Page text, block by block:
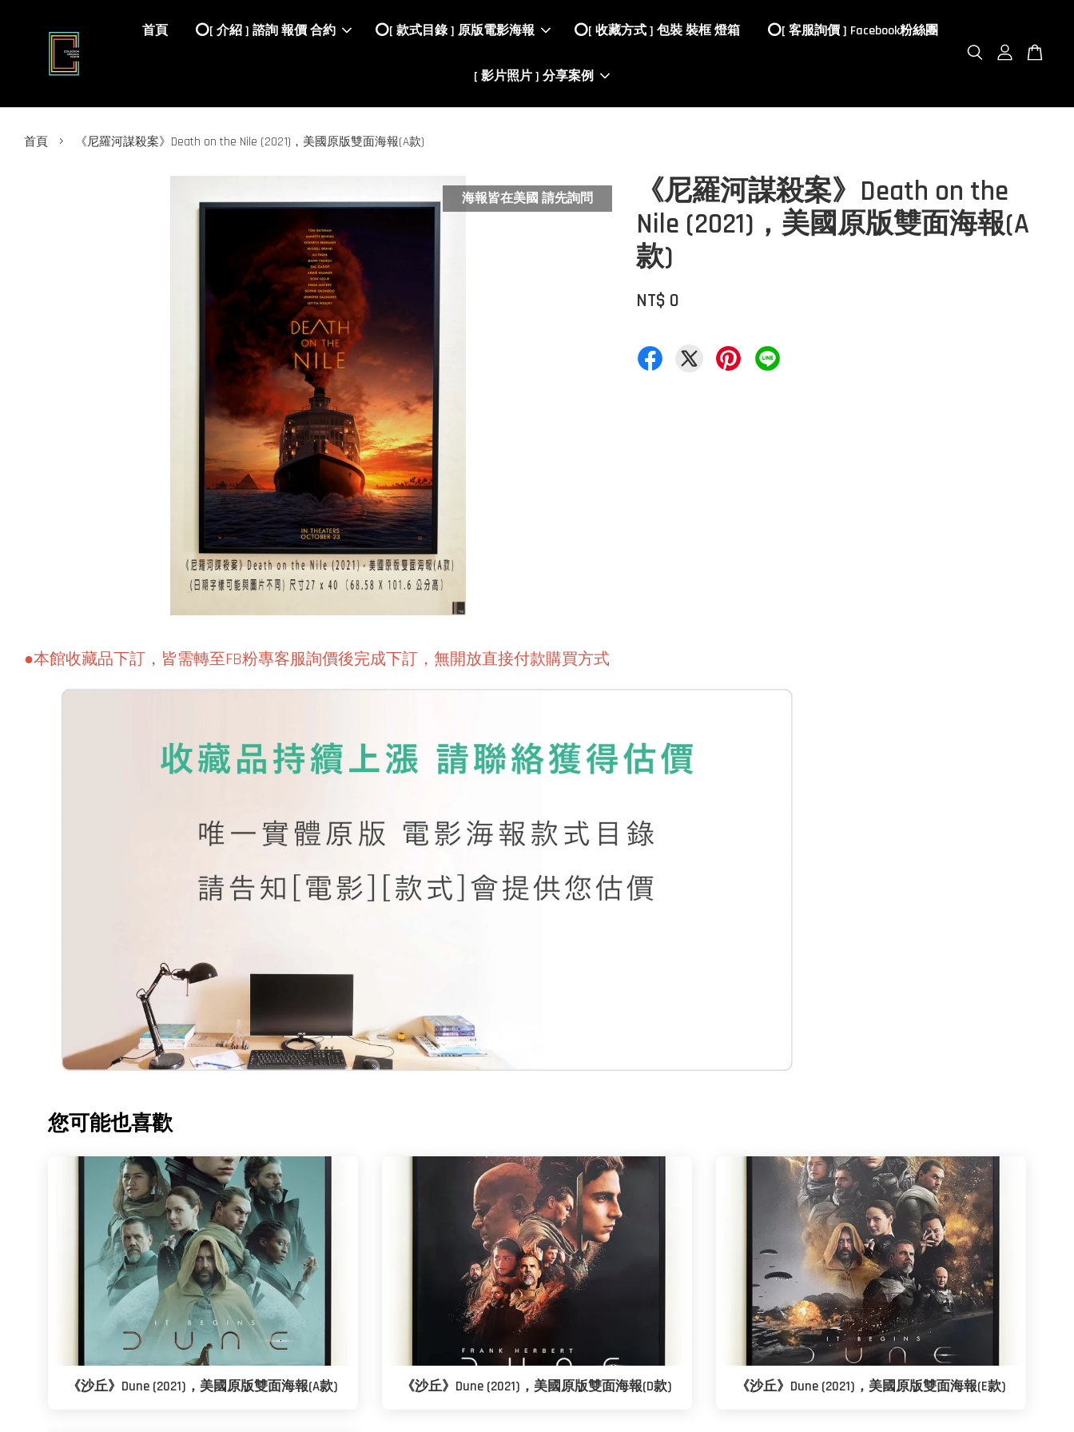
首頁 ⭕️[ 介紹 ] 諮詢 報價 合約 ⭕️[ 款式目錄 ] 原版電影海報 ⭕️[ 收藏方式 ] 包裝 裝框 燈箱 ⭕️[ 客服詢價 ] Facebook粉絲團
[ 影片照片 ] 分享案例
首頁 › 《尼羅河謀殺案》Death on the Nile (2021)，美國原版雙面海報(A款)
海報皆在美國 請先詢問
《尼羅河謀殺案》Death on the
Nile (2021)，美國原版雙面海報(A
款)
NT$ 0
●本館收藏品下訂，皆需轉至FB粉專客服詢價後完成下訂，無開放直接付款購買方式
您可能也喜歡
《沙丘》Dune (2021)，美國原版雙面海報(A款) 《沙丘》Dune (2021)，美國原版雙面海報(D款) 《沙丘》Dune (2021)，美國原版雙面海報(E款)